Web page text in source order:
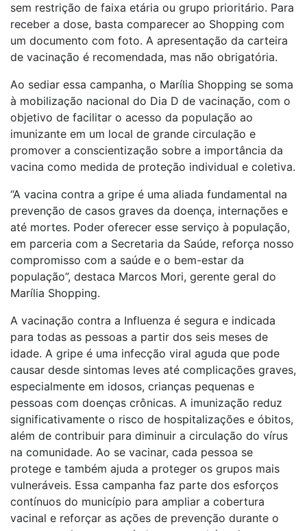
sem restrição de faixa etária ou grupo prioritário. Para
receber a dose, basta comparecer ao Shopping com
um documento com foto. A apresentação da carteira
de vacinação é recomendada, mas não obrigatória.
Ao sediar essa campanha, o Marília Shopping se soma
à mobilização nacional do Dia D de vacinação, com o
objetivo de facilitar o acesso da população ao
imunizante em um local de grande circulação e
promover a conscientização sobre a importância da
vacina como medida de proteção individual e coletiva.
“A vacina contra a gripe é uma aliada fundamental na
prevenção de casos graves da doença, internações e
até mortes. Poder oferecer esse serviço à população,
em parceria com a Secretaria da Saúde, reforça nosso
compromisso com a saúde e o bem-estar da
população”, destaca Marcos Mori, gerente geral do
Marília Shopping.
A vacinação contra a Influenza é segura e indicada
para todas as pessoas a partir dos seis meses de
idade. A gripe é uma infecção viral aguda que pode
causar desde sintomas leves até complicações graves,
especialmente em idosos, crianças pequenas e
pessoas com doenças crônicas. A imunização reduz
significativamente o risco de hospitalizações e óbitos,
além de contribuir para diminuir a circulação do vírus
na comunidade. Ao se vacinar, cada pessoa se
protege e também ajuda a proteger os grupos mais
vulneráveis. Essa campanha faz parte dos esforços
contínuos do município para ampliar a cobertura
vacinal e reforçar as ações de prevenção durante o